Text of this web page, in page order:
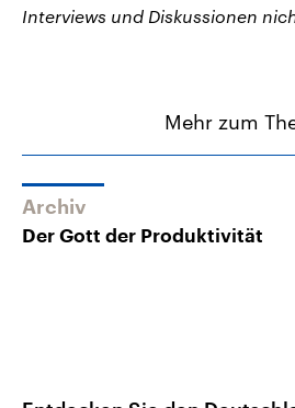
Interviews und Diskussionen
Mehr zum
Archiv
Der Gott der Produktivität